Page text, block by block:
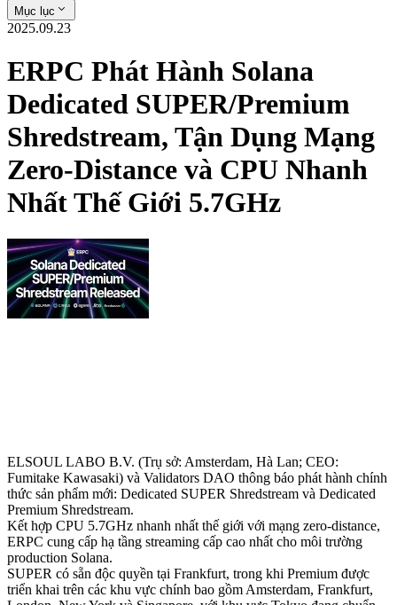
Mục lục
2025.09.23
ERPC Phát Hành Solana
Dedicated SUPER/Premium
Shredstream, Tận Dụng Mạng
Zero-Distance và CPU Nhanh
Nhất Thế Giới 5.7GHz
ELSOUL LABO B.V. (Trụ sở: Amsterdam, Hà Lan; CEO:
Fumitake Kawasaki) và Validators DAO thông báo phát hành chính
thức sản phẩm mới: Dedicated SUPER Shredstream và Dedicated
Premium Shredstream.
Kết hợp CPU 5.7GHz nhanh nhất thế giới với mạng zero-distance,
ERPC cung cấp hạ tầng streaming cấp cao nhất cho môi trường
production Solana.
SUPER có sẵn độc quyền tại Frankfurt, trong khi Premium được
triển khai trên các khu vực chính bao gồm Amsterdam, Frankfurt,